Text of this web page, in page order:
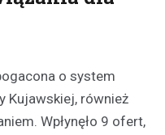
o system
Kujawskiej, również
Wpłynęło 9 ofert,